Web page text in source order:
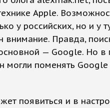
Apple.
у российских, но и у
внимание. Правда,
— Google. Но в
могли поменять
появиться и в